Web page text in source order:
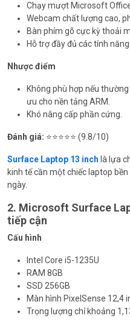
Chạy mượt Microsoft
Webcam chất lượng cao,
Bàn phím gõ cực kỳ thoải
Hỗ trợ đầy đủ các tính
Nhược điểm
Không phù hợp nếu
ưu cho nền tảng ARM.
Khó nâng cấp phần cứng.
Đánh giá: ⭐⭐⭐⭐⭐ (9.8/10)
Surface Laptop 13 inch là lựa
kinh tế cần một chiếc laptop
ngày.
2. Microsoft Surface
tiếp cận
Cấu hình
Intel Core i5-1235U
RAM 8GB
SSD 256GB
Màn hình PixelSense 12,4
Trọng lượng chỉ khoảng